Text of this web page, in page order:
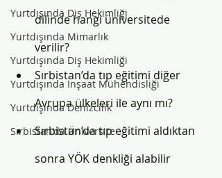
Yurtdışında Diş Hekimliği
Yurtdışında Mimarlık
Yurtdışında Diş Hekimliği
Yurtdışında İnşaat Mühendisliği
Yurtdışında Denizcilik
Sırbistan'da Üniversite
dilinde hangi üniversitede
verilir?
Sırbistan’da tıp eğitimi diğer
Avrupa ülkeleri ile aynı mı?
Sırbistan’da tıp eğitimi aldıktan
sonra YÖK denkliği alabilir